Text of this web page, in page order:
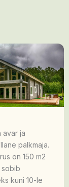
avar ja
palkmaja.
on 150 m2
kuni 10-le